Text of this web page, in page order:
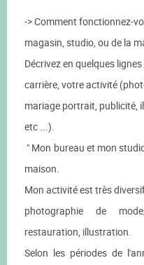
-> Comment fonctionnez-
magasin, studio, ou de la
Décrivez en quelques
carrière, votre activité
mariage portrait, publicité,
etc ...).
" Mon bureau et mon
maison.
Mon activité est très
photographie de
restauration, illustration.
Selon les périodes de